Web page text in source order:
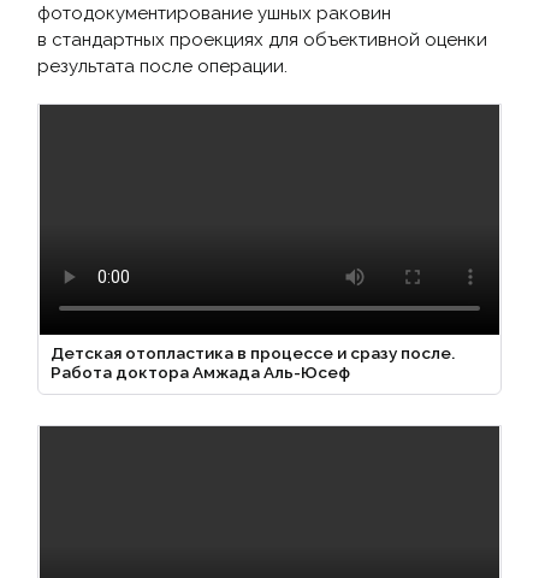
фотодокументирование ушных раковин
в стандартных проекциях для объективной оценки
результата после операции.
Детская отопластика в процессе и сразу после.
Работа доктора Амжада Аль-Юсеф